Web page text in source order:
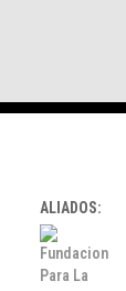
ALIADOS: